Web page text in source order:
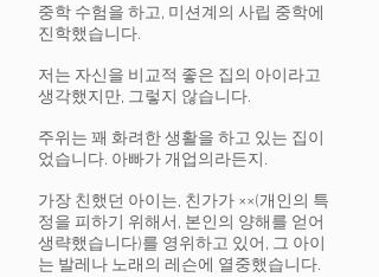
중학 수험을 하고, 미션계의 사립 중학에
진학했습니다.
저는 자신을 비교적 좋은 집의 아이라고
생각했지만, 그렇지 않습니다.
주위는 꽤 화려한 생활을 하고 있는 집이
었습니다. 아빠가 개업의라든지.
가장 친했던 아이는, 친가가 ××(개인의 특
정을 피하기 위해서, 본인의 양해를 얻어
생략했습니다)를 영위하고 있어, 그 아이
는 발레나 노래의 레슨에 열중했습니다.